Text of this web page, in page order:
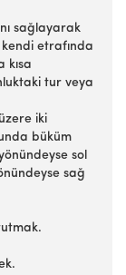
sağlayarak
etrafında
kısa
tur veya
iki
büküm
sol
sağ